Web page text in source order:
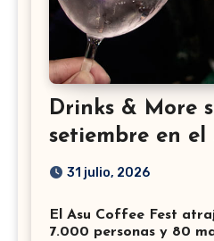
Drinks & More
setiembre en el
31 julio, 2026
El Asu Coffee Fest
7.000 personas y 80